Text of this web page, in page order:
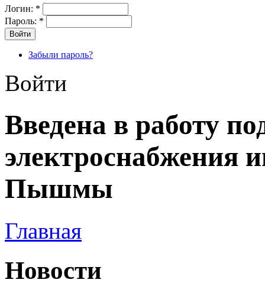
Логин: *
Пароль: *
Забыли пароль?
Войти
Введена в работу
электроснабжения
Пышмы
Главная
Новости